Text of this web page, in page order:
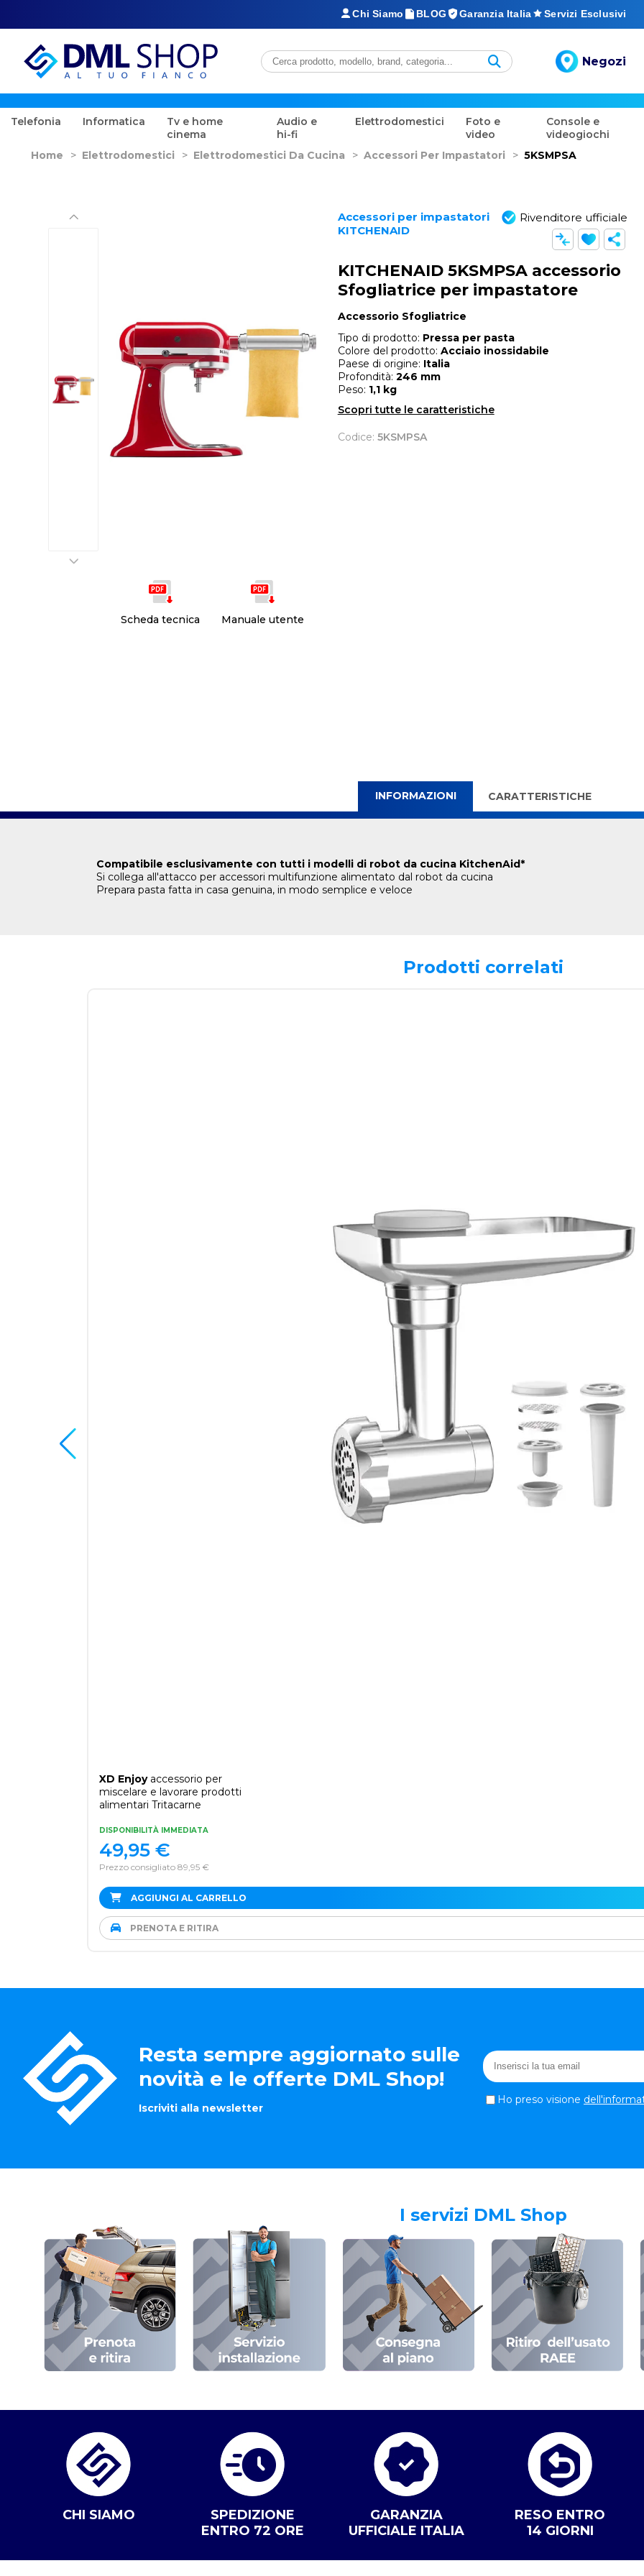
Chi Siamo BLOG Garanzia Italia Servizi Esclusivi
Negozi
Telefonia Informatica
Tv e home
cinema
Audio e
hi-fi
Elettrodomestici
Foto e
video
Console e
videogiochi
Home > Elettrodomestici > Elettrodomestici Da Cucina > Accessori Per Impastatori > 5KSMPSA
Scheda tecnica Manuale utente
Accessori per impastatori
KITCHENAID
Rivenditore ufficiale
KITCHENAID 5KSMPSA accessorio
Sfogliatrice per impastatore
Accessorio Sfogliatrice
Tipo di prodotto: Pressa per pasta
Colore del prodotto: Acciaio inossidabile
Paese di origine: Italia
Profondità: 246 mm
Peso: 1,1 kg
Scopri tutte le caratteristiche
Codice: 5KSMPSA
INFORMAZIONI CARATTERISTICHE
Compatibile esclusivamente con tutti i modelli di robot da cucina KitchenAid*
Si collega all'attacco per accessori multifunzione alimentato dal robot da cucina
Prepara pasta fatta in casa genuina, in modo semplice e veloce
Prodotti correlati
XD Enjoyaccessorio per
miscelare e lavorare prodotti
alimentari Tritacarne
DISPONIBILITÀ IMMEDIATA
Prezzo consigliato 89,95 €
49,95 €
AGGIUNGI AL CARRELLO
PRENOTA E RITIRA
Resta sempre aggiornato sulle
novità e le offerte DML Shop!
Iscriviti alla newsletter
Ho preso visione
I servizi DML Shop
CHI SIAMO
SPEDIZIONE
ENTRO 72 ORE
GARANZIA
UFFICIALE ITALIA
RESO ENTRO
14 GIORNI